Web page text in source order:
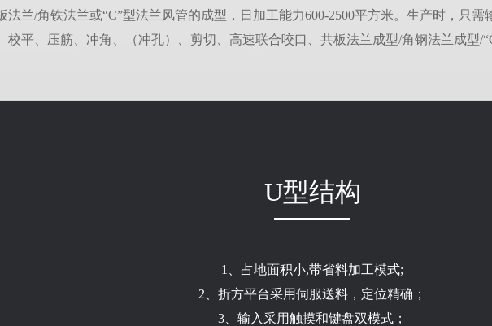
法兰/角铁法兰或“C”型法兰风管的成型，日加工能力600-2500平方米。生产时，只
校平、压筋、冲角、（冲孔）、剪切、高速联合咬口、共板法兰成型/角钢法兰成型/
U型结构
1、占地面积小,带省料加工模式;
2、折方平台采用伺服送料，定位精确；
3、输入采用触摸和键盘双模式；